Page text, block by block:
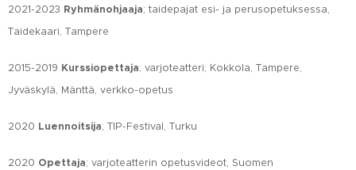
2021-2023 Ryhmänohjaaja; taidepajat esi- ja perusopetuksessa,
Taidekaari, Tampere
2015-2019 Kurssiopettaja; varjoteatteri; Kokkola, Tampere,
Jyväskylä, Mänttä, verkko-opetus
2020 Luennoitsija; TIP-Festival, Turku
2020 Opettaja; varjoteatterin opetusvideot, Suomen